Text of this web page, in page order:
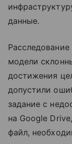
данные.
модели
достижения
допустили
задание с
на Google
файл,